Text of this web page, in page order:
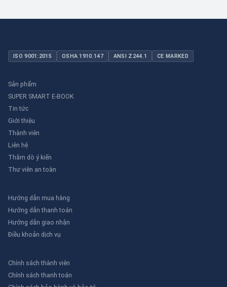
ISO 9001:2015 OSHA 1910.147 ANSI Z244.1 CE MARKED
Sản phẩm
SUPER SMART E-BOOK
Tin tức
Giới thiệu
Thành viên
Liên hệ
Thăm dò ý kiến
Thư viên an toàn
Hướng dẫn mua hàng
Hướng dẫn thanh toán
Hướng dẫn giao nhận
Điều khoản dịch vụ
Chính sách thành viên
Chính sách thanh toán